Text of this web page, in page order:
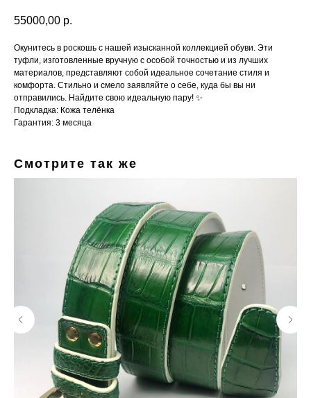
55000,00 р.
Окунитесь в роскошь с нашей изысканной коллекцией обуви. Эти
туфли, изготовленные вручную с особой точностью и из лучших
материалов, представляют собой идеальное сочетание стиля и
комфорта. Стильно и смело заявляйте о себе, куда бы вы ни
отправились. Найдите свою идеальную пару! ✨
Подкладка: Кожа телёнка
Гарантия: 3 месяца
Смотрите так же